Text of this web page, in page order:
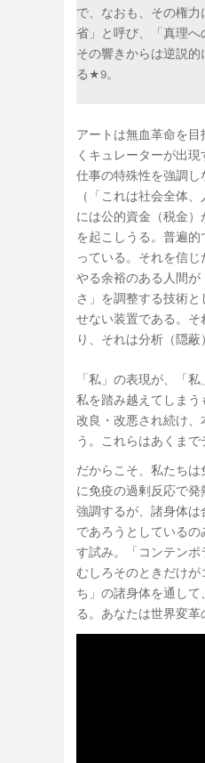
で、なおも、その権
省」と呼び、「真理
その響きからは逆説
る ★9。
アートは無血革命を
くキュレーターが出
仕事の特殊性を強調
（「これは社会全体
には公的資金（税金
を起こしうる。普遍
っている。それを信
やる余裕のある人間
さ」を調整する技術と
せない装置である。
り、それは分析（隠
「私」の表現が、「
私を踏み越えてしま
改良・改悪され続け
う。これらはあくま
だからこそ、私たち
に免疫の過剰反応で
強調するが、諸身体
であろうとしている
す試み。「コンテンポ
むしろそのときだけ
ち」の諸身体を通し
る。あなたは世界変革